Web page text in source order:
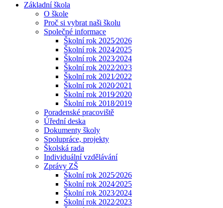
Základní škola
O škole
Proč si vybrat naši školu
Společné informace
Školní rok 2025⁄2026
Školní rok 2024⁄2025
Školní rok 2023⁄2024
Školní rok 2022⁄2023
Školní rok 2021⁄2022
Školní rok 2020⁄2021
Školní rok 2019⁄2020
Školní rok 2018⁄2019
Poradenské pracoviště
Úřední deska
Dokumenty školy
Spolupráce, projekty
Školská rada
Individuální vzdělávání
Zprávy ZŠ
Školní rok 2025⁄2026
Školní rok 2024⁄2025
Školní rok 2023⁄2024
Śkolní rok 2022⁄2023